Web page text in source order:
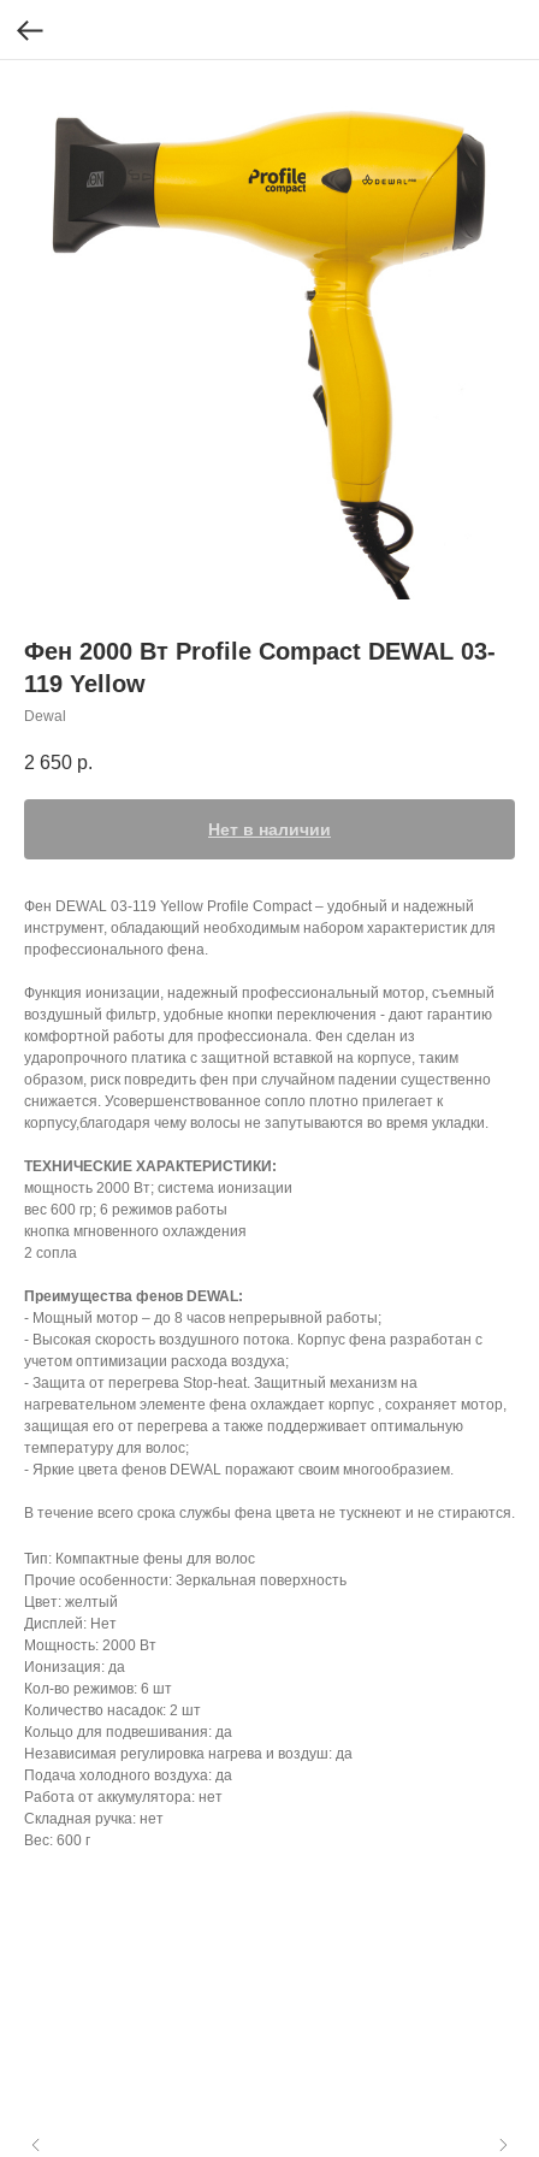
Фен 2000 Вт Profile Compact DEWAL 03-
119 Yellow
Dewal
2 650 р.
Нет в наличии
Фен DEWAL 03-119 Yellow Profile Compact – удобный и надежный
инструмент, обладающий необходимым набором характеристик для
профессионального фена.
Функция ионизации, надежный профессиональный мотор, съемный
воздушный фильтр, удобные кнопки переключения - дают гарантию
комфортной работы для профессионала. Фен сделан из
ударопрочного платика с защитной вставкой на корпусе, таким
образом, риск повредить фен при случайном падении существенно
снижается. Усовершенствованное сопло плотно прилегает к
корпусу,благодаря чему волосы не запутываются во время укладки.
ТЕХНИЧЕСКИЕ ХАРАКТЕРИСТИКИ:
мощность 2000 Вт; система ионизации
вес 600 гр; 6 режимов работы
кнопка мгновенного охлаждения
2 сопла
Преимущества фенов DEWAL:
- Мощный мотор – до 8 часов непрерывной работы;
- Высокая скорость воздушного потока. Корпус фена разработан с
учетом оптимизации расхода воздуха;
- Защита от перегрева Stop-heat. Защитный механизм на
нагревательном элементе фена охлаждает корпус , сохраняет мотор,
защищая его от перегрева а также поддерживает оптимальную
температуру для волос;
- Яркие цвета фенов DEWAL поражают своим многообразием.
В течение всего срока службы фена цвета не тускнеют и не стираются.
Тип: Компактные фены для волос
Прочие особенности: Зеркальная поверхность
Цвет: желтый
Дисплей: Нет
Мощность: 2000 Вт
Ионизация: да
Кол-во режимов: 6 шт
Количество насадок: 2 шт
Кольцо для подвешивания: да
Независимая регулировка нагрева и воздуш: да
Подача холодного воздуха: да
Работа от аккумулятора: нет
Складная ручка: нет
Вес: 600 г